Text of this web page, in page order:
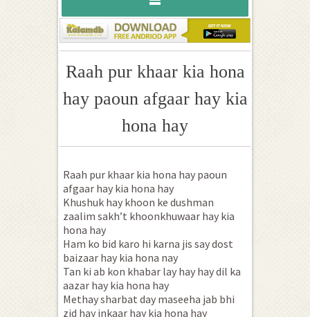
Raah pur khaar kia hona
hay paoun afgaar hay kia
hona hay
Raah pur khaar kia hona hay paoun
afgaar hay kia hona hay
Khushuk hay khoon ke dushman
zaalim sakh’t khoonkhuwaar hay kia
hona hay
Ham ko bid karo hi karna jis say dost
baizaar hay kia hona nay
Tan ki ab kon khabar lay hay hay dil ka
aazar hay kia hona hay
Methay sharbat day maseeha jab bhi
zid hay inkaar hay kia hona hay